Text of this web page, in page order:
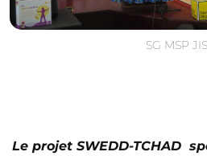
SG MSP
Le projet SWEDD-TCHAD